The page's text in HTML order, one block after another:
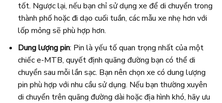
tốt. Ngược lại, nếu bạn chỉ sử dụng xe để di chuyển trong
thành phố hoặc đi dạo cuối tuần, các mẫu xe nhẹ hơn với
lốp mỏng sẽ phù hợp hơn.
Dung lượng pin: Pin là yếu tố quan trọng nhất của một
chiếc e-MTB, quyết định quãng đường bạn có thể di
chuyển sau mỗi lần sạc. Bạn nên chọn xe có dung lượng
pin phù hợp với nhu cầu sử dụng. Nếu bạn thường xuyên
di chuyển trên quãng đường dài hoặc địa hình khó, hãy ưu